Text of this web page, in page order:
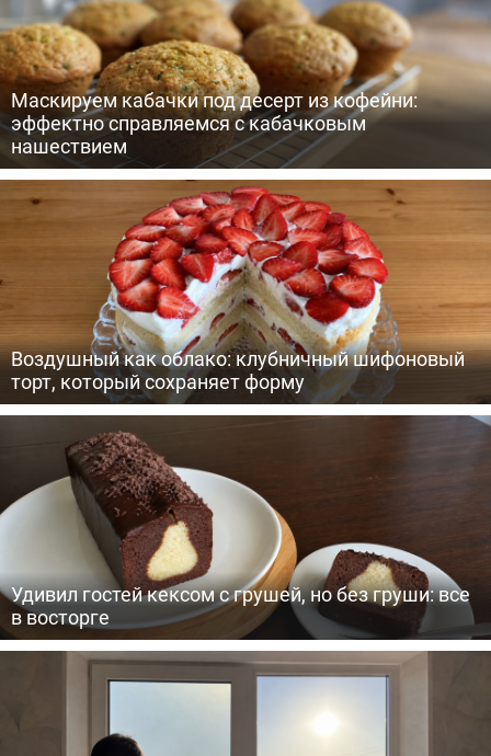
Маскируем кабачки под десерт из кофейни:
эффектно справляемся с кабачковым
нашествием
Воздушный как облако: клубничный шифоновый
торт, который сохраняет форму
Удивил гостей кексом с грушей, но без груши: все
в восторге